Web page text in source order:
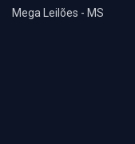
Mega Leilões - MS